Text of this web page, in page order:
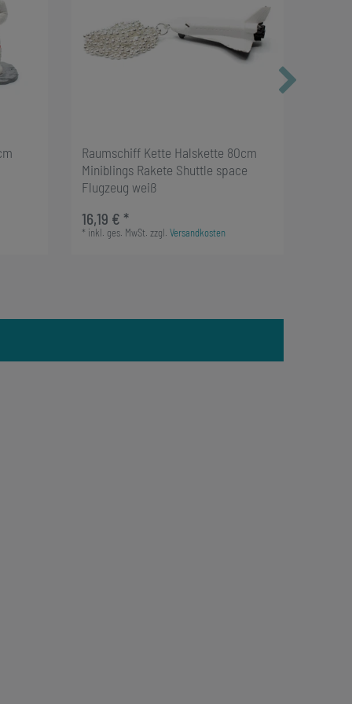
Raumschiff Kette Halskette 80cm
Miniblings Rakete Shuttle space
Flugzeug weiß
16,19 € *
* inkl. ges. MwSt. zzgl. Versandkosten